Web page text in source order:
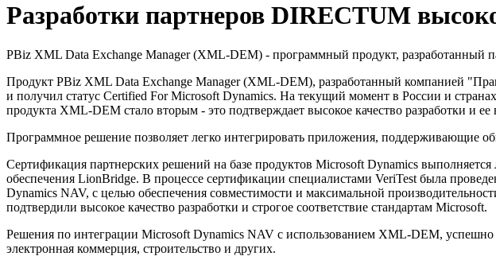
Разработки партнеров DIRECTUM
PBiz XML Data Exchange Manager (XML-DEM) - программный продукт,
Продукт PBiz XML Data Exchange Manager (XML-DEM), разработанный компанией
и получил статус Certified For Microsoft Dynamics. На текущий момент в России и
продукта XML-DEM стало вторым - это подтверждает высокое качество разработки и ее
Программное решение позволяет легко интегрировать приложения, поддерживающие
Сертификация партнерских решений на базе продуктов Microsoft Dynamics
обеспечения LionBridge. В процессе сертификации специалистами VeriTest была
Dynamics NAV, с целью обеспечения совместимости и максимальной
подтвердили высокое качество разработки и строгое соответствие стандартам Microsoft.
Решения по интеграции Microsoft Dynamics NAV с использованием XML-DEM, успешно
электронная коммерция, строительство и других.